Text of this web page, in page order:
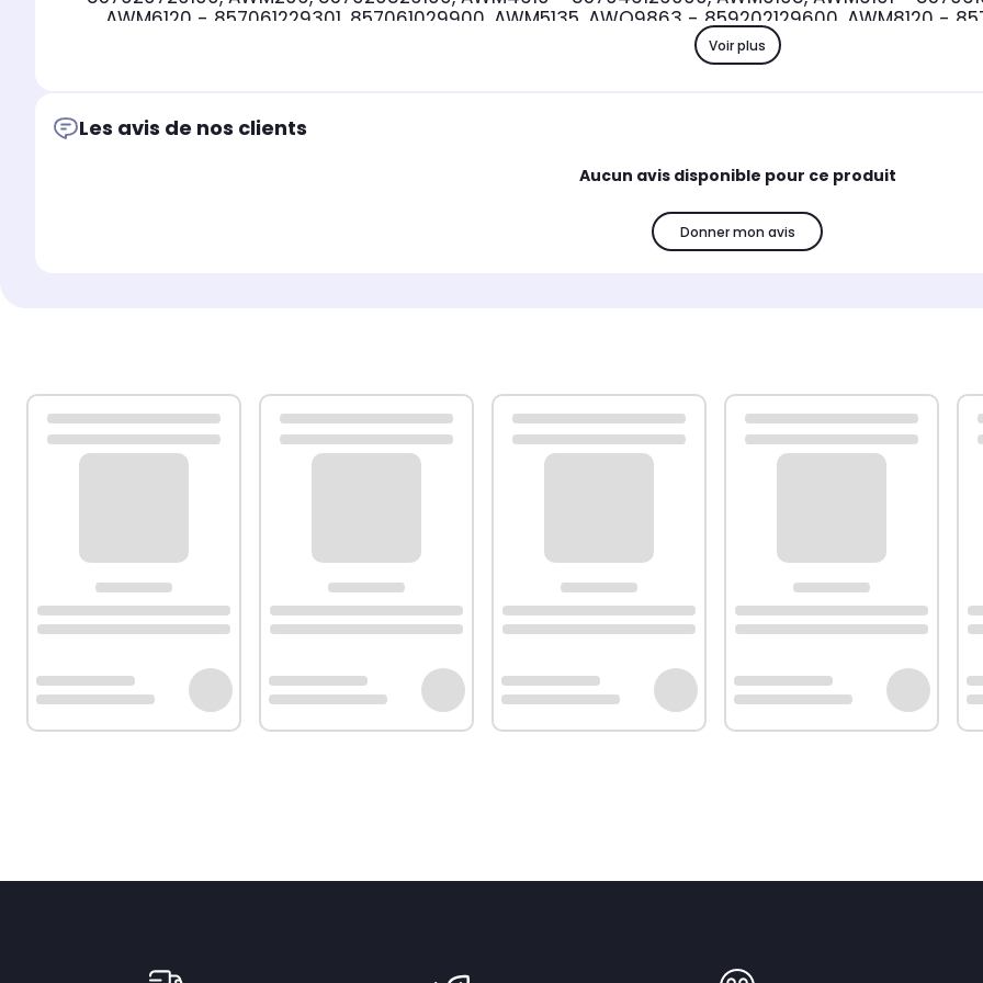
AWM6120 - 857061229301, 857061029900, AWM5135, AWO9863 - 859202129600, AWM8120 -
859202029508, AWO10561, AWO5631, AWM4500, 857042729000, 857081229990, 857046129000,
WA3570, WA2360D, WAE8773 - 858340829000, WAE8773/F, WA1130/WF
Voir plus
Les avis de nos clients
Aucun avis disponible pour ce produit
Donner mon avis